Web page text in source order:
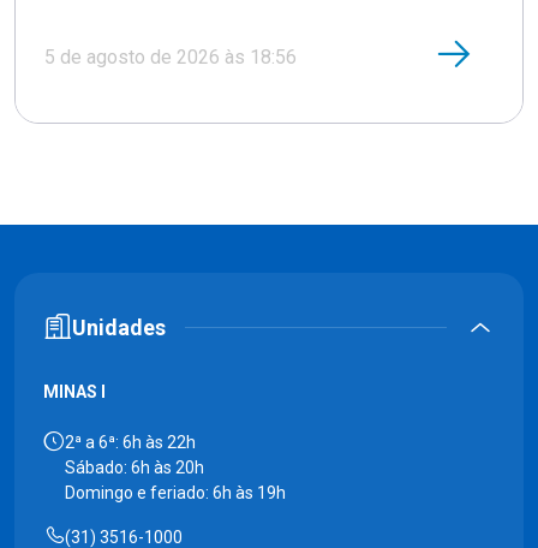
5 de agosto de 2026 às 18:56
Unidades
MINAS I
2ª a 6ª: 6h às 22h
Sábado: 6h às 20h
Domingo e feriado: 6h às 19h
(31) 3516-1000